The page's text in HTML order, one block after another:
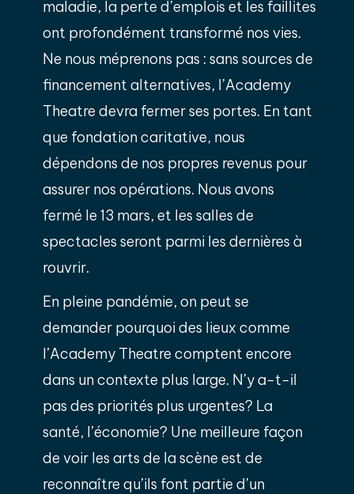
maladie, la perte d’emplois et les faillites
ont profondément transformé nos vies.
Ne nous méprenons pas : sans sources de
financement alternatives, l’Academy
Theatre devra fermer ses portes. En tant
que fondation caritative, nous
dépendons de nos propres revenus pour
assurer nos opérations. Nous avons
fermé le 13 mars, et les salles de
spectacles seront parmi les dernières à
rouvrir.
En pleine pandémie, on peut se
demander pourquoi des lieux comme
l’Academy Theatre comptent encore
dans un contexte plus large. N’y a-t-il
pas des priorités plus urgentes? La
santé, l’économie? Une meilleure façon
de voir les arts de la scène est de
reconnaître qu’ils font partie d’un